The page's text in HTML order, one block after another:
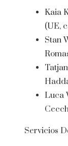
Kaia
(UE,
Stan
Luca
Servicios